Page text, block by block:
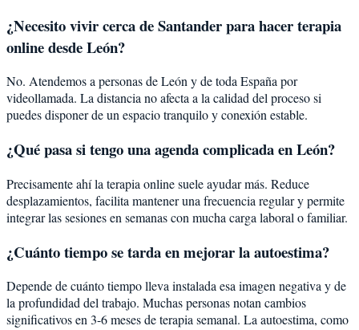
¿Necesito vivir cerca de Santander para hacer terapia
online desde León?
No. Atendemos a personas de León y de toda España por
videollamada. La distancia no afecta a la calidad del proceso si
puedes disponer de un espacio tranquilo y conexión estable.
¿Qué pasa si tengo una agenda complicada en León?
Precisamente ahí la terapia online suele ayudar más. Reduce
desplazamientos, facilita mantener una frecuencia regular y permite
integrar las sesiones en semanas con mucha carga laboral o familiar.
¿Cuánto tiempo se tarda en mejorar la autoestima?
Depende de cuánto tiempo lleva instalada esa imagen negativa y de
la profundidad del trabajo. Muchas personas notan cambios
significativos en 3-6 meses de terapia semanal. La autoestima, como